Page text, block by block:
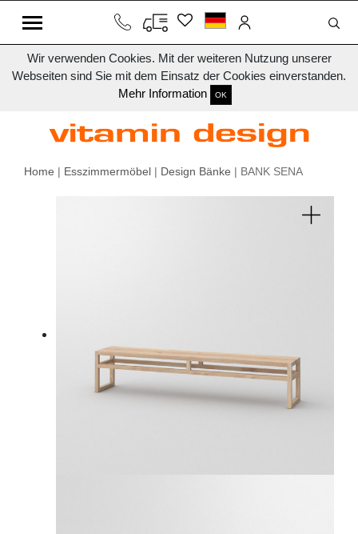
Wir verwenden Cookies. Mit der weiteren Nutzung unserer
Webseiten sind Sie mit dem Einsatz der Cookies einverstanden.
Mehr Information
OK
Home | Esszimmermöbel | Design Bänke | BANK SENA